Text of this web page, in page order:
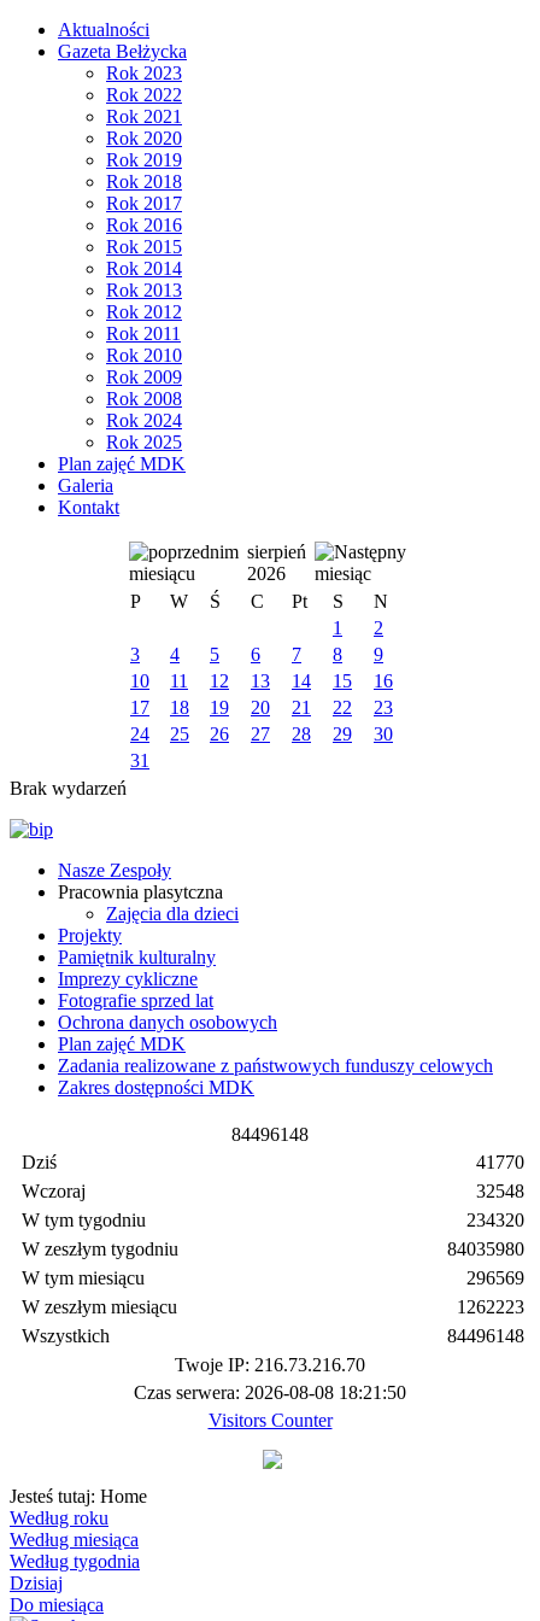
Aktualności
Gazeta Bełżycka
Rok 2023
Rok 2022
Rok 2021
Rok 2020
Rok 2019
Rok 2018
Rok 2017
Rok 2016
Rok 2015
Rok 2014
Rok 2013
Rok 2012
Rok 2011
Rok 2010
Rok 2009
Rok 2008
Rok 2024
Rok 2025
Plan zajęć MDK
Galeria
Kontakt
sierpień
2026
P
W Ś C Pt S
N
1
2
3
4 5 6 7 8
9
10
11 12 13 14 15
16
17
18 19 20 21 22
23
24
25 26 27 28 29
30
31
Brak wydarzeń
Nasze Zespoły
Pracownia plasytczna
Zajęcia dla dzieci
Projekty
Pamiętnik kulturalny
Imprezy cykliczne
Fotografie sprzed lat
Ochrona danych osobowych
Plan zajęć MDK
Zadania realizowane z państwowych funduszy celowych
Zakres dostępności MDK
84496148
Dziś
Wczoraj
W tym tygodniu
W zeszłym tygodniu
W tym miesiącu
W zeszłym miesiącu
Wszystkich
41770
32548
234320
84035980
296569
1262223
84496148
Twoje IP: 216.73.216.70
Czas serwera: 2026-08-08 18:21:50
Visitors Counter
Jesteś tutaj: Home
Według roku
Według miesiąca
Według tygodnia
Dzisiaj
Do miesiąca